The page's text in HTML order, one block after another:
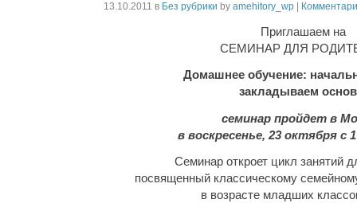
13.10.2011 в Без рубрики by amehitory_wp
Приглашаем на
СЕМИНАР ДЛЯ
Домашнее обучение:
закладываем
семинар пройдет в
в воскресенье, 23 октября с
Семинар откроет цикл занятий
посвященный классическому
в возрасте младших